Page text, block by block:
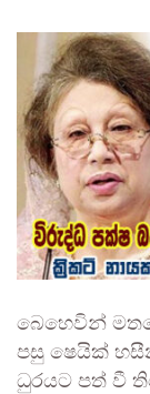
බෙහෙවින්
පසු ෂෙයික්
ධුරයට පත් වී